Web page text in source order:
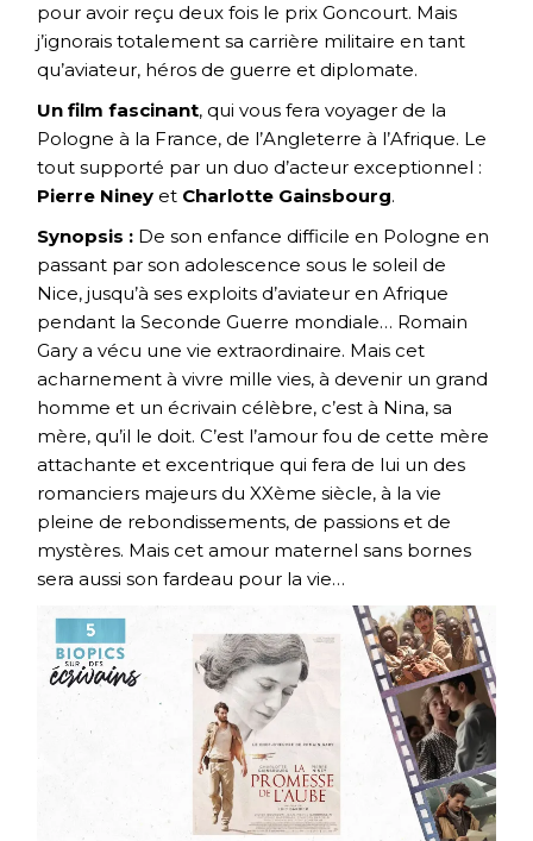
pour avoir reçu deux fois le prix Goncourt. Mais
j’ignorais totalement sa carrière militaire en tant
qu’aviateur, héros de guerre et diplomate.
Un film fascinant, qui vous fera voyager de la
Pologne à la France, de l’Angleterre à l’Afrique. Le
tout supporté par un duo d’acteur exceptionnel :
Pierre Niney et Charlotte Gainsbourg.
Synopsis : De son enfance difficile en Pologne en
passant par son adolescence sous le soleil de
Nice, jusqu’à ses exploits d’aviateur en Afrique
pendant la Seconde Guerre mondiale… Romain
Gary a vécu une vie extraordinaire. Mais cet
acharnement à vivre mille vies, à devenir un grand
homme et un écrivain célèbre, c’est à Nina, sa
mère, qu’il le doit. C’est l’amour fou de cette mère
attachante et excentrique qui fera de lui un des
romanciers majeurs du XXème siècle, à la vie
pleine de rebondissements, de passions et de
mystères. Mais cet amour maternel sans bornes
sera aussi son fardeau pour la vie…